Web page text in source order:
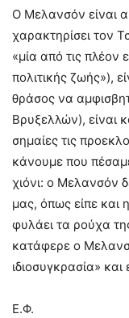
Ο Μελανσόν είναι
χαρακτηρίσει τον
«μία από τις πλέον
πολιτικής ζωής»),
θράσος να
Βρυξελλών), είναι
σημαίες τις
κάνουμε που
χιόνι: ο Μελανσόν
μας, όπως είπε και
φυλάει τα ρούχα
κατάφερε ο
ιδιοσυγκρασία»
Ε.Φ.